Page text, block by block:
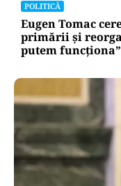
POLITICĂ
Eugen Tomac
primării și
putem funcționa”